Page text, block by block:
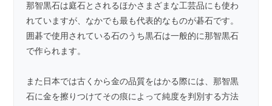
那智黒石は庭石とされるほかさまざまな工芸品にも使わ
れていますが、なかでも最も代表的なものが碁石です。
囲碁で使用されている石のうち黒石は一般的に那智黒石
で作られます。
また日本では古くから金の品質をはかる際には、那智黒
石に金を擦りつけてその痕によって純度を判別する方法